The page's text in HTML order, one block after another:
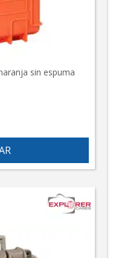
sin espuma